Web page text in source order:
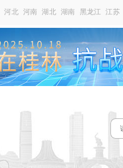
河北 河南 湖北 湖南 黑龙江 江苏